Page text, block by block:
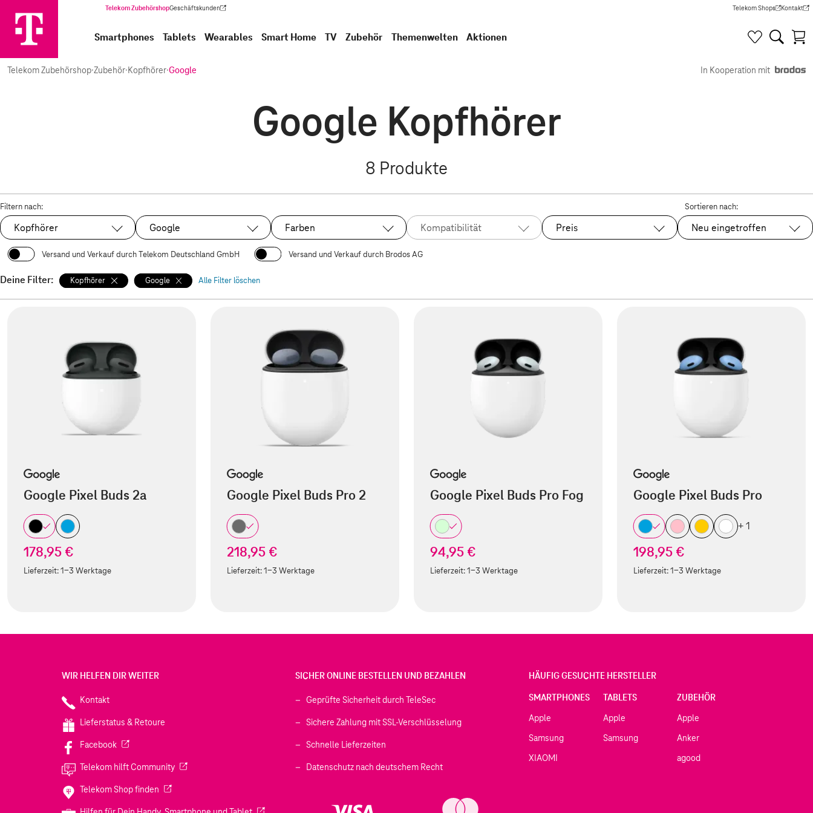
Telekom ZubehörshopGeschäftskunden
(Wird in einem neuen Tab geöffnet) Telekom Shops
(Wird in einem neuen Tab
Kontakt
(Wird in
Smartphones Tablets Wearables Smart Home TV Zubehör Themenwelten Aktionen
Telekom Zubehörshop·Zubehör·Kopfhörer·Google In Kooperation mit
Google Kopfhörer
8 Produkte
Filtern nach:
Ausgewählt:
Kopfhörer Ausgewählt:
Google Farben Kompatibilität Preis
Sortieren nach:
Ausgewählt:
Neu eingetroffen
Versand und Verkauf durch Telekom Deutschland GmbH Versand und Verkauf durch Brodos AG
Deine Filter: Kopfhörer Google Alle Filter löschen
Google Pixel Buds 2a
178,95 €
Lieferzeit:1-3 Werktage
Google Pixel Buds Pro 2
218,95 €
Lieferzeit:1-3 Werktage
Google Pixel Buds Pro Fog
94,95 €
Lieferzeit:1-3 Werktage
Google Pixel Buds Pro
+ 1
198,95 €
Lieferzeit:1-3 Werktage
WIR HELFEN DIR WEITER
Kontakt
Lieferstatus & Retoure
Facebook(Wird in einem neuen Tab geöffnet)
Telekom hilft Community(Wird in einem neuen Tab geöffnet)
Telekom Shop finden (Wird in einem neuen Tab geöffnet)
SICHER ONLINE BESTELLEN UND BEZAHLEN
Geprüfte Sicherheit durch TeleSec
Sichere Zahlung mit SSL-Verschlüsselung
Schnelle Lieferzeiten
Datenschutz nach deutschem Recht
HÄUFIG GESUCHTE HERSTELLER
SMARTPHONES
Apple
Samsung
XIAOMI
TABLETS
Apple
Samsung
ZUBEHÖR
Apple
Anker
agood